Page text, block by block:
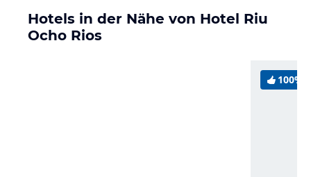
Hotels in der Nähe von Hotel Riu
Ocho Rios
100%